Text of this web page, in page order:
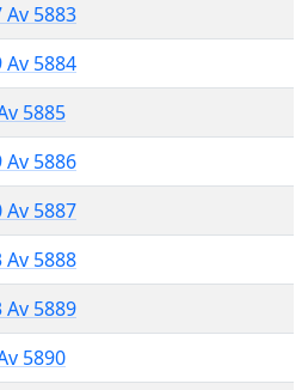
Av 5883
Av 5884
5885
Av 5886
Av 5887
Av 5888
Av 5889
5890